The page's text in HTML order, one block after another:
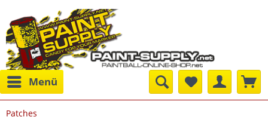
Menü
Patches